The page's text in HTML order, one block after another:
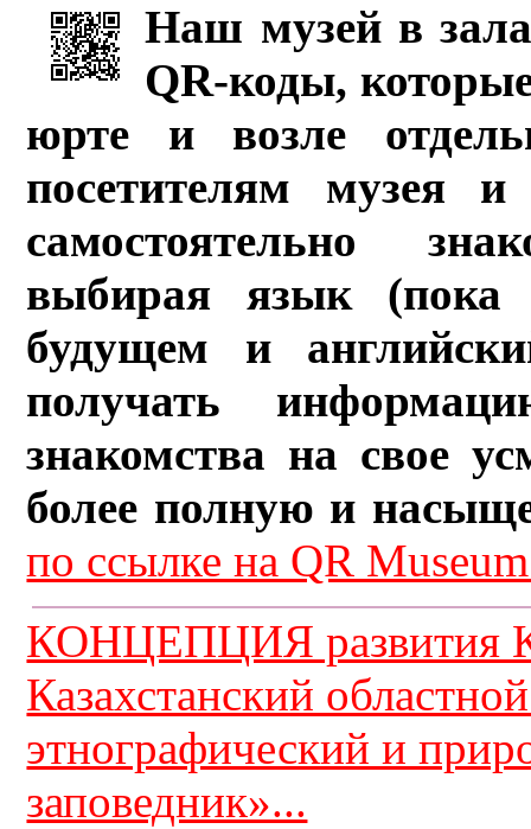
Наш музей в
QR-коды,
юрте и возле
посетителям музея и
самостоятельно
выбирая язык (пока
будущем и
получать
знакомства на свое
более полную и
по ссылке на QR
КОНЦЕПЦИЯ развития
Казахстанский
этнографический и
заповедник»...